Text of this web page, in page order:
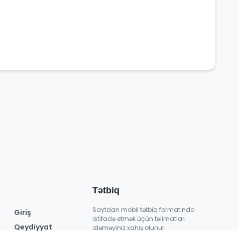
Giriş
Qeydiyyat
Tətbiq
Saytdan mobil tətbiq formatında
istifadə etmək üçün təlimatları
izləməyiniz xahiş olunur.